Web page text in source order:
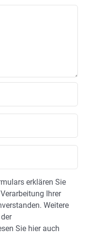
erklären Sie
Ihrer
Weitere
Sie hier auch